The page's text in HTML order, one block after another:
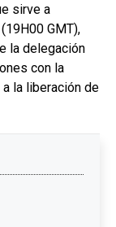
sirve a
GMT),
la delegación
con la
la liberación de